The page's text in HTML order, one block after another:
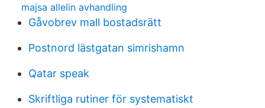
majsa allelin avhandling
Gåvobrev mall bostadsrätt
Postnord lästgatan simrishamn
Qatar speak
Skriftliga rutiner för systematiskt